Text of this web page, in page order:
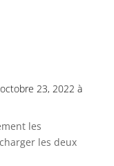
23, 2022 à
les
les deux